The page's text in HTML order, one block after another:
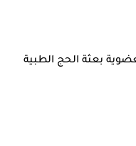
بعثة الحج الطبية